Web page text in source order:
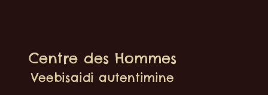
Centre des Hommes
Veebisaidi autentimine